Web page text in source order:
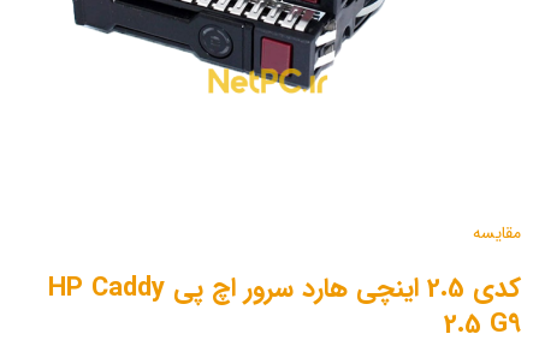
مقایسه
کدی 2.5 اینچی هارد سرور اچ پی HP Caddy
2.5 G9